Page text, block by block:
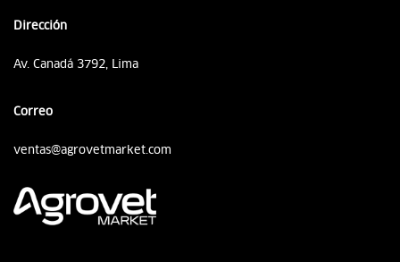
Dirección
Av. Canadá 3792, Lima
Correo
ventas@agrovetmarket.com